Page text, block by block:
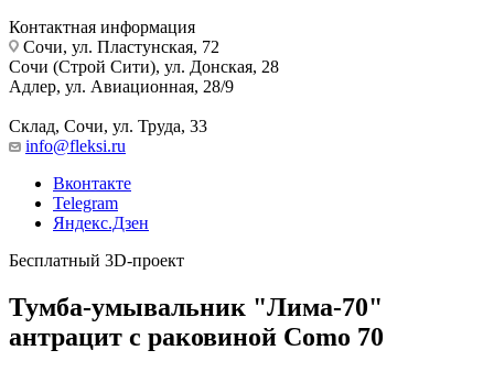
Контактная информация
Сочи, ул. Пластунская, 72
Сочи (Строй Сити), ул. Донская, 28
Адлер, ул. Авиационная, 28/9
Склад, Сочи, ул. Труда, 33
info@fleksi.ru
Вконтакте
Telegram
Яндекс.Дзен
Бесплатный 3D-проект
Тумба-умывальник "Лима-70"
антрацит с раковиной Como 70